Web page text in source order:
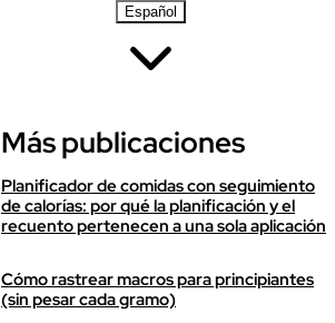
Español
Más publicaciones
Planificador de comidas con seguimiento
de calorías: por qué la planificación y el
recuento pertenecen a una sola aplicación
Cómo rastrear macros para principiantes
(sin pesar cada gramo)